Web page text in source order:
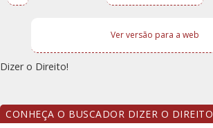
Ver versão para a web
Dizer o Direito!
CONHEÇA O BUSCADOR DIZER O DIREITO